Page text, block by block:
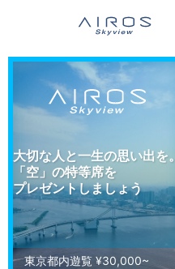
大切な人と一生の思い出を。
「空」の特等席を
プレゼントしましょう
東京都内遊覧 ¥30,000~